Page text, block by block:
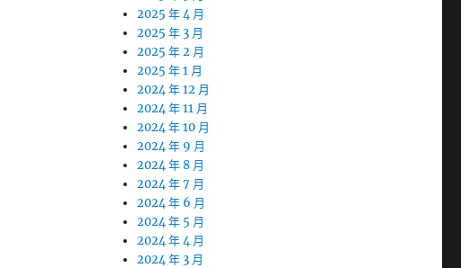
2025 年 4 月
2025 年 3 月
2025 年 2 月
2025 年 1 月
2024 年 12 月
2024 年 11 月
2024 年 10 月
2024 年 9 月
2024 年 8 月
2024 年 7 月
2024 年 6 月
2024 年 5 月
2024 年 4 月
2024 年 3 月